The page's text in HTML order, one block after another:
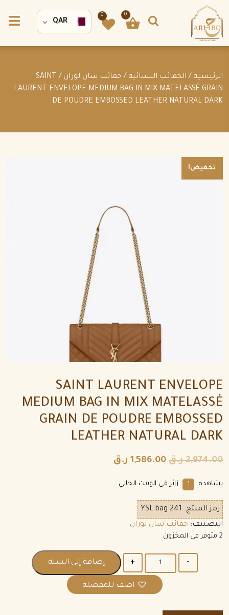
0
0
QAR
الرئيسية / الحقائب النسائية / حقائب سان لوران
/ SAINT
LAURENT ENVELOPE MEDIUM BAG IN MIX MATELASSÉ GRAIN
DE POUDRE EMBOSSED LEATHER NATURAL DARK
تخفيض!
SAINT LAURENT ENVELOPE
MEDIUM BAG IN MIX MATELASSÉ
GRAIN DE POUDRE EMBOSSED
LEATHER NATURAL DARK
2,974.00 ر.ق 1,586.00 ر.ق
يشاهده 1 زائر فى الوقت الحالي.
رمز المنتج: YSL bag 241
التصنيف: حقائب سان لوران
2 متوفر في المخزون
إضافة إلى السلة
اضف للمفضلة